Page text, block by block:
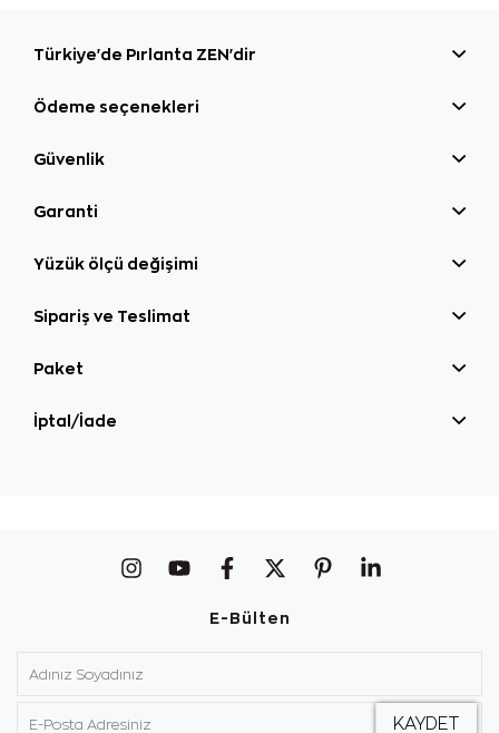
Türkiye'de Pırlanta ZEN'dir
Ödeme seçenekleri
Güvenlik
Garanti
Yüzük ölçü değişimi
Sipariş ve Teslimat
Paket
İptal/İade
E-Bülten